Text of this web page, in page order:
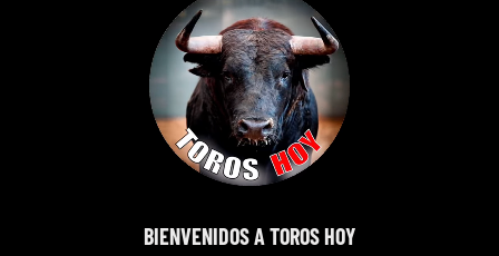
9 de agosto de 2026
TOROS NAVAS DE SAN JUAN 9 AGOSTO
BIENVENIDOS A TOROS HOY